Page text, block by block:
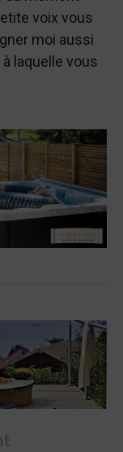
voix vous
moi aussi
à laquelle vous